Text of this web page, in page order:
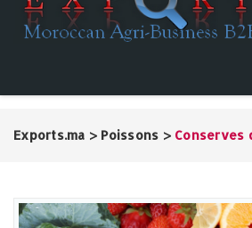
Exports.ma > Poissons > Conserves